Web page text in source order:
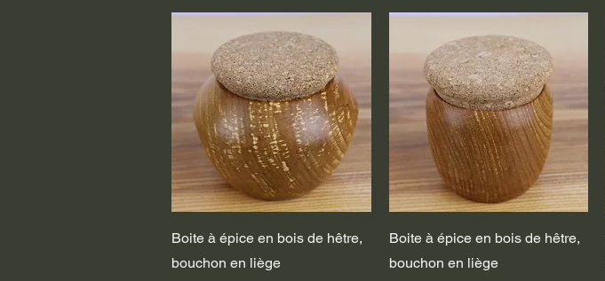
Quick View
Boite à épice en bois de hêtre,
bouchon en liège
Quick View
Boite à épice en bois de hêtre,
bouchon en liège